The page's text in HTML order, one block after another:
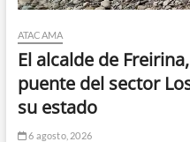
ATACAMA
El alcalde de
puente del sector
su estado
6 agosto, 2026